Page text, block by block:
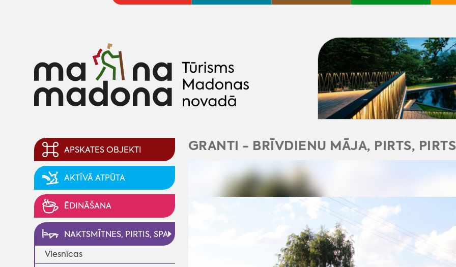
APSKATES OBJEKTI
AKTĪVĀ ATPŪTA
ĒDINĀŠANA
NAKTSMĪTNES, PIRTIS, SPA
Viesnīcas
GRANTI - BRĪVDIENU MĀJA, PIRTS,